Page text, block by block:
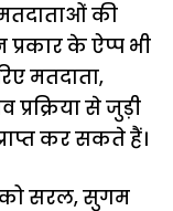
की
के ऐप्प भी
मतदाता,
से जुड़ी
कर सकते हैं।
को सरल, सुगम